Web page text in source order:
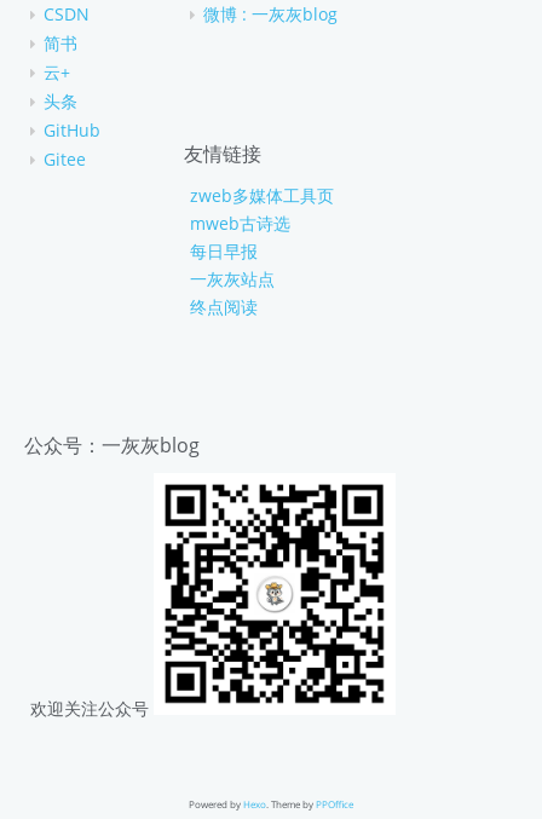
CSDN
简书
云+
头条
GitHub
Gitee
微博 : 一灰灰blog
友情链接
zweb多媒体工具页
mweb古诗选
每日早报
一灰灰站点
终点阅读
公众号：一灰灰blog
欢迎关注公众号
Powered byHexo . Theme byPPOffice